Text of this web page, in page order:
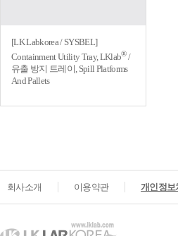
[LK Labkorea / SYSBEL]
Containment Utility Tray, LKlab®/
유출 방지 트레이, Spill Platforms
And Pallets
회사소개 이용약관 개인정보